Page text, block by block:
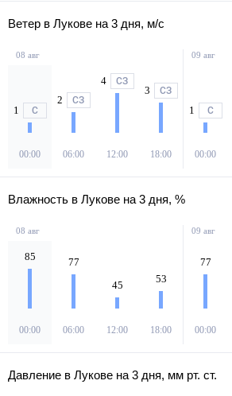
Ветер в Лукове на 3 дня, м/с
08 авг
1 С
00:00
2 СЗ
06:00
4 СЗ
12:00
3 СЗ
18:00
09 авг
1 С
00:00
Влажность в Лукове на 3 дня, %
08 авг
85
00:00
77
06:00
45
12:00
53
18:00
09 авг
77
00:00
Давление в Лукове на 3 дня, мм рт. ст.